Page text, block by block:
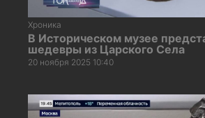
Хроника
В Историческом музее
шедевры из Царского Села
20 ноября 2025 10:40